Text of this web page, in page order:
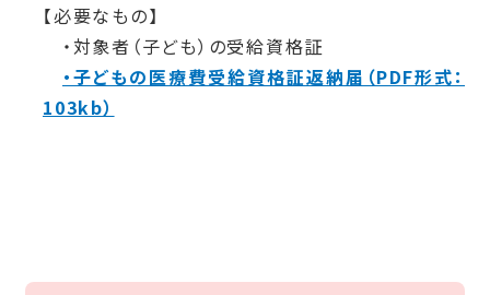
【必要なもの】
・対象者（子ども）の受給資格証
・子どもの医療費受給資格証返納届（PDF形式：
103kb）